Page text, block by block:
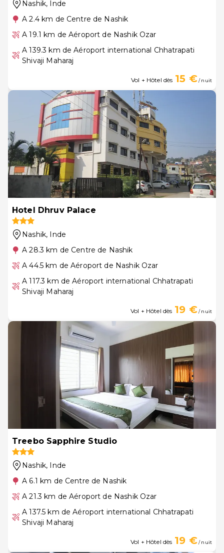
Nashik, Inde
A 2.4 km de Centre de Nashik
A 19.1 km de Aéroport de Nashik Ozar
A 139.3 km de Aéroport international Chhatrapati
Shivaji Maharaj
Vol + Hôtel dès 15 €/ nuit
Hotel Dhruv Palace
Nashik, Inde
A 28.3 km de Centre de Nashik
A 44.5 km de Aéroport de Nashik Ozar
A 117.3 km de Aéroport international Chhatrapati
Shivaji Maharaj
Vol + Hôtel dès 19 €/ nuit
Treebo Sapphire Studio
Nashik, Inde
A 6.1 km de Centre de Nashik
A 21.3 km de Aéroport de Nashik Ozar
A 137.5 km de Aéroport international Chhatrapati
Shivaji Maharaj
Vol + Hôtel dès 19 €/ nuit